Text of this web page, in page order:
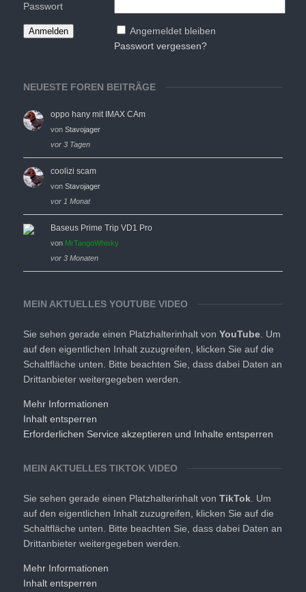
Passwort
Angemeldet bleiben
Passwort vergessen?
NEUESTE FOREN BEITRÄGE
oppo hany mit IMAX CAm
von Stavojager
vor 3 Tagen
coolizi scam
von Stavojager
vor 1 Monat
Baseus Prime Trip VD1 Pro
von MrTangoWhisky
vor 3 Monaten
MEIN AKTUELLES YOUTUBE VIDEO
Sie sehen gerade einen Platzhalterinhalt von YouTube . Um
auf den eigentlichen Inhalt zuzugreifen, klicken Sie auf die
Schaltfläche unten. Bitte beachten Sie, dass dabei Daten an
Drittanbieter weitergegeben werden.
Mehr Informationen
Inhalt entsperren
Erforderlichen Service akzeptieren und Inhalte entsperren
MEIN AKTUELLES TIKTOK VIDEO
Sie sehen gerade einen Platzhalterinhalt von TikTok . Um
auf den eigentlichen Inhalt zuzugreifen, klicken Sie auf die
Schaltfläche unten. Bitte beachten Sie, dass dabei Daten an
Drittanbieter weitergegeben werden.
Mehr Informationen
Inhalt entsperren